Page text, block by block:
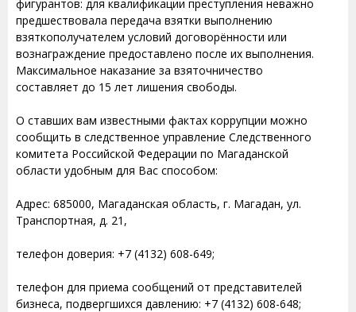
фигурантов: для квалификации преступления неважно
предшествовала передача взятки выполнению
взяткополучателем условий договорённости или
вознаграждение предоставлено после их выполнения.
Максимальное наказание за взяточничество
составляет до 15 лет лишения свободы.
О ставших вам известными фактах коррупции можно
сообщить в следственное управление Следственного
комитета Российской Федерации по Магаданской
области удобным для Вас способом:
Адрес: 685000, Магаданская область, г. Магадан, ул.
Транспортная, д. 21,
телефон доверия: +7 (4132) 608-649;
телефон для приема сообщений от представителей
бизнеса, подвергшихся давлению: +7 (4132) 608-648;